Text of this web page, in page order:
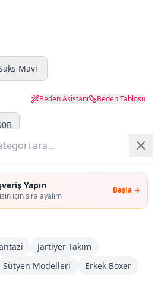
Yapın
için sıralayalım
Başla →
Jartiyer Takım
Sütyen Modelleri Erkek Boxer
Mavi
Beden Asistanı Beden Tablosu
Sepete Ekle